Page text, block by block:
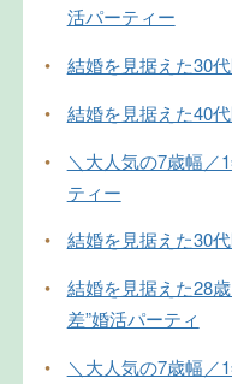
活パーティー
•
結婚を見据えた30
•
結婚を見据えた40
•
＼大人気の7歳幅
ティー
•
結婚を見据えた30
•
結婚を見据えた28
差”婚活パーティ
•
＼大人気の7歳幅